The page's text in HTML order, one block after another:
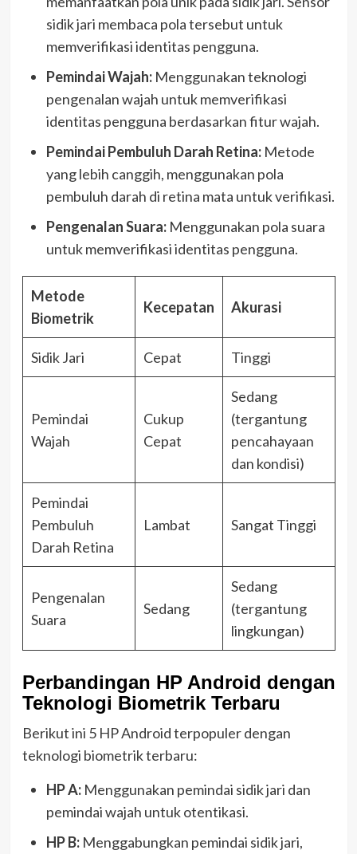
sidik jari membaca pola tersebut untuk
memverifikasi identitas pengguna.
Pemindai Wajah:Menggunakan teknologi
pengenalan wajah untuk memverifikasi
identitas pengguna berdasarkan fitur wajah.
Pemindai Pembuluh Darah Retina:Metode
yang lebih canggih, menggunakan pola
pembuluh darah di retina mata untuk verifikasi.
Pengenalan Suara:Menggunakan pola suara
untuk memverifikasi identitas pengguna.
Metode
Biometrik
Kecepatan Akurasi
Sidik Jari Cepat Tinggi
Pemindai
Wajah
Cukup
Cepat
Sedang
(tergantung
pencahayaan
dan kondisi)
Pemindai
Pembuluh
Darah Retina
Lambat Sangat Tinggi
Pengenalan
Suara
Sedang
Sedang
(tergantung
lingkungan)
Perbandingan HP Android dengan
Teknologi Biometrik Terbaru
Berikut ini 5 HP Android terpopuler dengan
teknologi biometrik terbaru:
HP A:Menggunakan pemindai sidik jari dan
pemindai wajah untuk otentikasi.
HP B:Menggabungkan pemindai sidik jari,